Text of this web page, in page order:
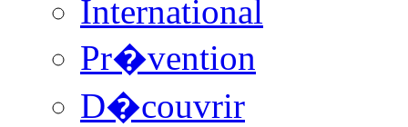
International
Pr�vention
D�couvrir